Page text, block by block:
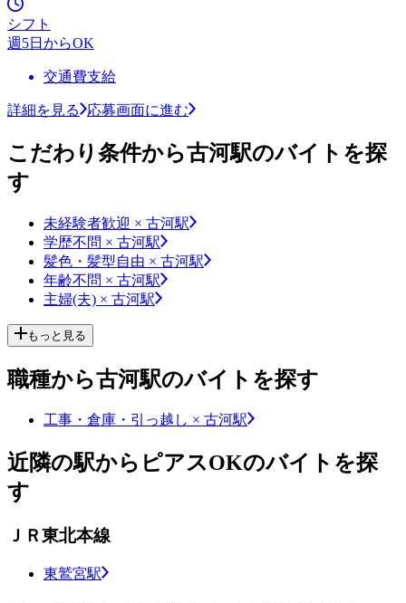
シフト
週5日からOK
交通費支給
詳細を見る 応募画面に進む
こだわり条件から古河駅のバイトを探
す
未経験者歓迎 × 古河駅
学歴不問 × 古河駅
髪色・髪型自由 × 古河駅
年齢不問 × 古河駅
主婦(夫) × 古河駅
もっと見る
職種から古河駅のバイトを探す
工事・倉庫・引っ越し × 古河駅
近隣の駅からピアスOKのバイトを探
す
ＪＲ東北本線
東鷲宮駅